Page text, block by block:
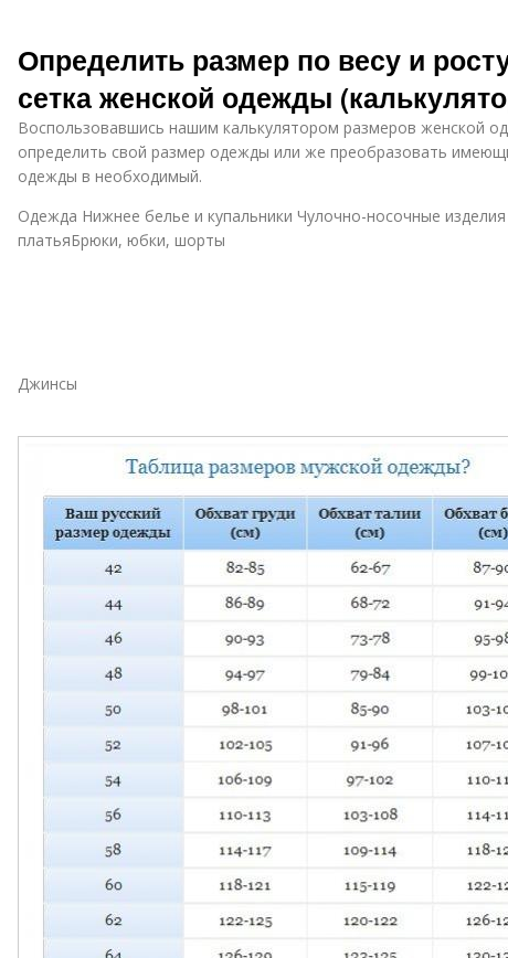
мужчин
женщин
Одежда для
полных и
Одежды для
женщины
одежда
Одежды по
Определить размер по весу и
сетка женской одежды
Воспользовавшись нашим калькулятором размеров женской
определить свой размер одежды или же преобразовать
одежды в необходимый.
Одежда Нижнее белье и купальники Чулочно-носочные изделия
платьяБрюки, юбки, шорты
Джинсы